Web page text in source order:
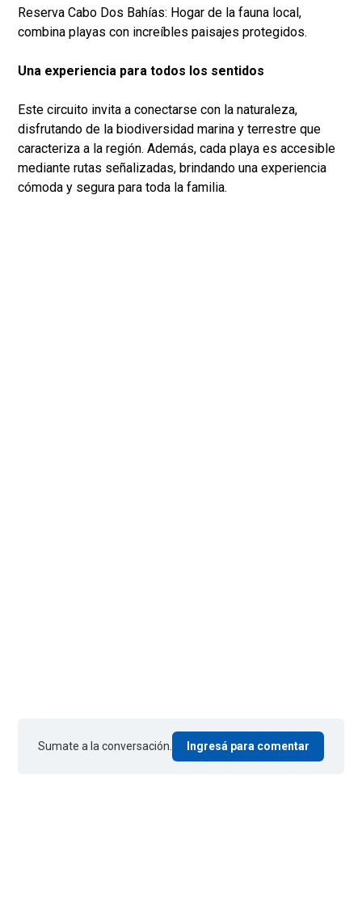
Reserva Cabo Dos Bahías: Hogar de la fauna local,
combina playas con increíbles paisajes protegidos.
Una experiencia para todos los sentidos
Este circuito invita a conectarse con la naturaleza,
disfrutando de la biodiversidad marina y terrestre que
caracteriza a la región. Además, cada playa es accesible
mediante rutas señalizadas, brindando una experiencia
cómoda y segura para toda la familia.
Sumate a la conversación. Ingresá para comentar